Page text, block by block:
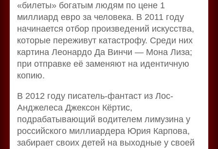
«билеты» богатым людям по цене 1
миллиард евро за человека. В 2011 году
начинается отбор произведений искусства,
которые переживут катастрофу. Среди них
картина Леонардо Да Винчи — Мона Лиза;
при отправке её заменяют на идентичную
копию.
В 2012 году писатель-фантаст из Лос-
Анджелеса Джексон Кёртис,
подрабатывающий водителем лимузина у
российского миллиардера Юрия Карпова,
забирает своих детей на выходные у своей